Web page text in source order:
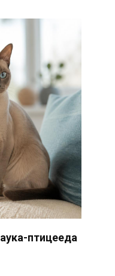
птицееда